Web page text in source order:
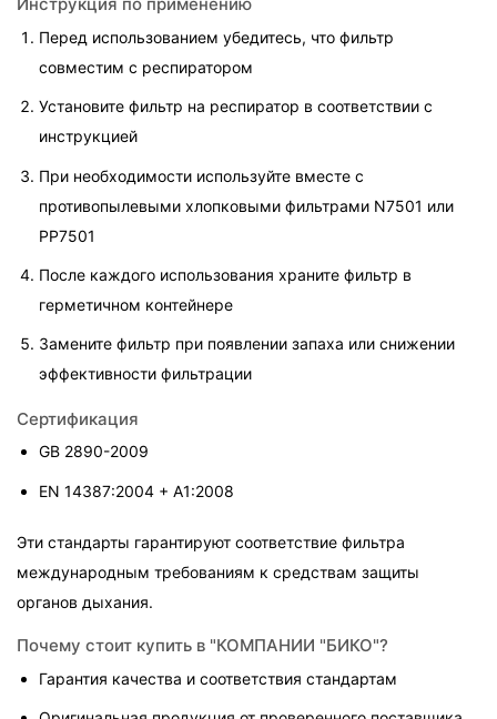
Перед использованием убедитесь, что фильтр
совместим с респиратором
Установите фильтр на респиратор в соответствии с
инструкцией
При необходимости используйте вместе с
противопылевыми хлопковыми фильтрами N7501 или
PP7501
После каждого использования храните фильтр в
герметичном контейнере
Замените фильтр при появлении запаха или снижении
эффективности фильтрации
Сертификация
GB 2890-2009
EN 14387:2004 + A1:2008
Эти стандарты гарантируют соответствие фильтра
международным требованиям к средствам защиты
органов дыхания.
Почему стоит купить в "КОМПАНИИ "БИКО"?
Гарантия качества и соответствия стандартам